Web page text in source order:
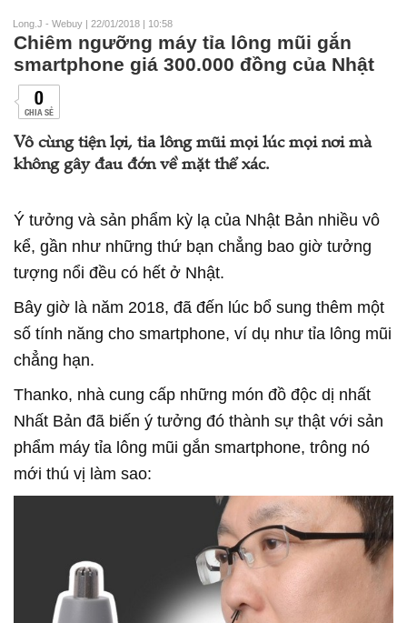
Long.J - Webuy | 22/01/2018 | 10:58
Chiêm ngưỡng máy tỉa lông mũi gắn
smartphone giá 300.000 đồng của Nhật
0
CHIA SẺ
Vô cùng tiện lợi, tỉa lông mũi mọi lúc mọi nơi mà
không gây đau đớn về mặt thể xác.
Ý tưởng và sản phẩm kỳ lạ của Nhật Bản nhiều vô
kể, gần như những thứ bạn chẳng bao giờ tưởng
tượng nổi đều có hết ở Nhật.
Bây giờ là năm 2018, đã đến lúc bổ sung thêm một
số tính năng cho smartphone, ví dụ như tỉa lông mũi
chẳng hạn.
Thanko, nhà cung cấp những món đồ độc dị nhất
Nhất Bản đã biến ý tưởng đó thành sự thật với sản
phẩm máy tỉa lông mũi gắn smartphone, trông nó
mới thú vị làm sao: